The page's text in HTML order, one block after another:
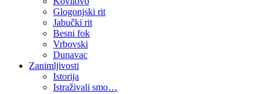
Glogonjski rit
Jabučki rit
Besni fok
Vrbovski
Dunavac
Zanimljivosti
Istorija
Istraživali smo…